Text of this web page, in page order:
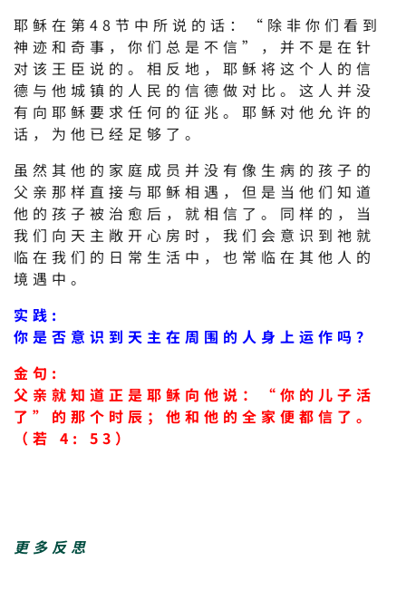
耶稣在第48节中所说的话：“除非你们看到
神迹和奇事，你们总是不信”，并不是在针
对该王臣说的。相反地，耶稣将这个人的信
德与他城镇的人民的信德做对比。这人并没
有向耶稣要求任何的征兆。耶稣对他允许的
话，为他已经足够了。
虽然其他的家庭成员并没有像生病的孩子的
父亲那样直接与耶稣相遇，但是当他们知道
他的孩子被治愈后，就相信了。同样的，当
我们向天主敞开心房时，我们会意识到祂就
临在我们的日常生活中，也常临在其他人的
境遇中。
实践:
你是否意识到天主在周围的人身上运作吗？
金句:
父亲就知道正是耶稣向他说：“你的儿子活
了”的那个时辰；他和他的全家便都信了。
（若 4: 53）
更多反思